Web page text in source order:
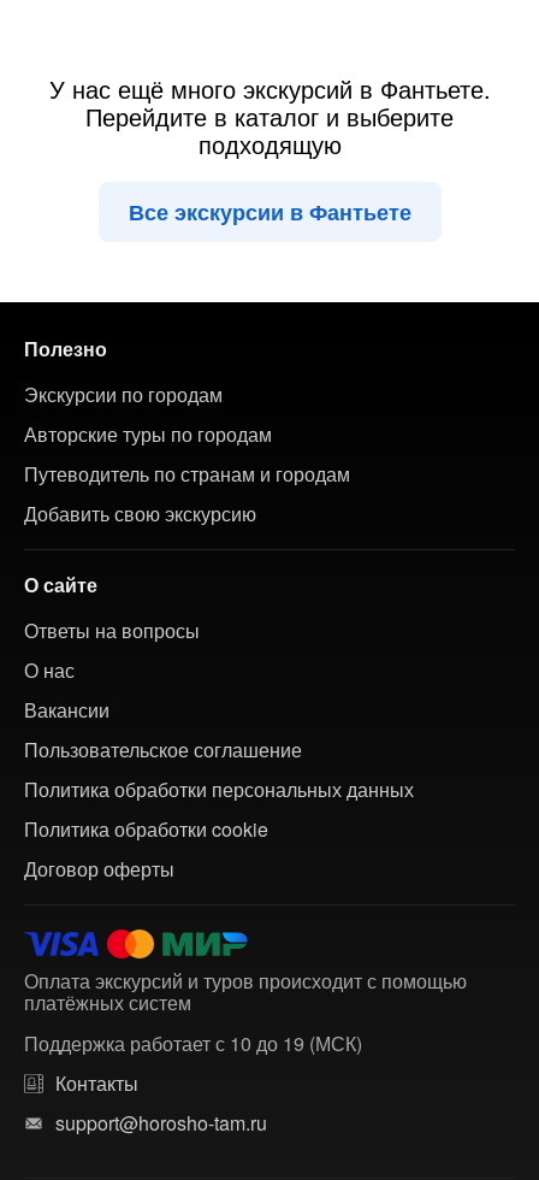
У нас ещё много экскурсий в Фантьете.
Перейдите в каталог и выберите
подходящую
Все экскурсии в Фантьете
Полезно
Экскурсии по городам
Авторские туры по городам
Путеводитель по странам и городам
Добавить свою экскурсию
О сайте
Ответы на вопросы
О нас
Вакансии
Пользовательское соглашение
Политика обработки персональных данных
Политика обработки cookie
Договор оферты
Оплата экскурсий и туров происходит с помощью
платёжных систем
Поддержка работает с 10 до 19 (МСК)
Контакты
support@horosho-tam.ru